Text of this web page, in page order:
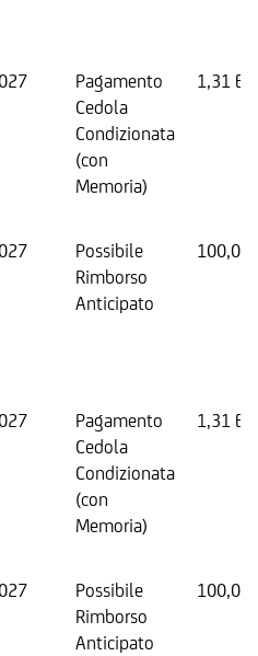
Pagamento
Cedola
Condizionata
(con
Memoria)
1,31
Possibile
Rimborso
Anticipato
100,00
Pagamento
Cedola
Condizionata
(con
Memoria)
1,31
Possibile
Rimborso
Anticipato
100,00